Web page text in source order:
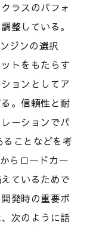
ラスのパフォ
整している。
ジンの選択
トをもたらす
ョンとしてア
。信頼性と耐
ーションでパ
ことなどを考
らロードカー
ているためで
発時の重要ポ
次のように話